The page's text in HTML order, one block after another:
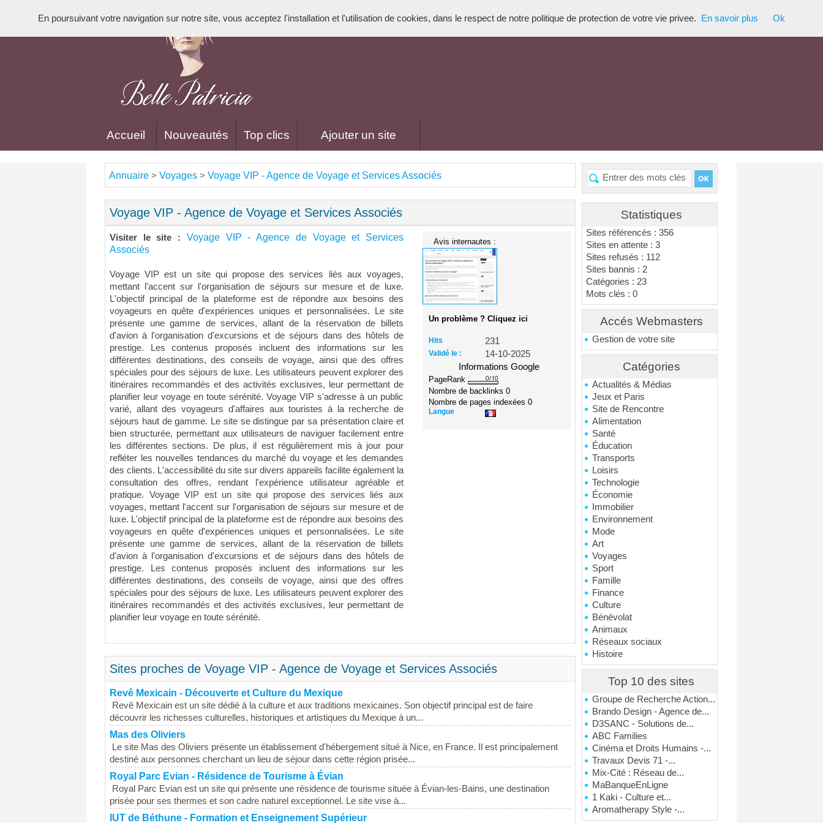
Accueil Nouveautés Top clics Ajouter un site
Statistiques
Sites référencés : 356
Sites en attente : 3
Sites refusés : 112
Sites bannis : 2
Catégories : 23
Mots clés : 0
Accés Webmasters
Gestion de votre site
Catégories
Actualités & Médias
Jeux et Paris
Site de Rencontre
Alimentation
Santé
Éducation
Transports
Loisirs
Technologie
Économie
Immobilier
Environnement
Mode
Art
Voyages
Sport
Famille
Finance
Culture
Bénévolat
Animaux
Réseaux sociaux
Histoire
Top 10 des sites
Groupe de Recherche Action...
Brando Design - Agence de...
D3SANC - Solutions de...
ABC Families
Cinéma et Droits Humains -...
Travaux Devis 71 -...
Mix-Cité : Réseau de...
MaBanqueEnLigne
1 Kaki - Culture et...
Aromatherapy Style -...
Annuaire > Voyages > Voyage VIP - Agence de Voyage et Services Associés
Voyage VIP - Agence de Voyage et Services Associés
Visiter le site : Voyage VIP - Agence de Voyage et Services
Associés
Voyage VIP est un site qui propose des services liés aux voyages,
mettant l'accent sur l'organisation de séjours sur mesure et de luxe.
L'objectif principal de la plateforme est de répondre aux besoins des
voyageurs en quête d'expériences uniques et personnalisées. Le site
présente une gamme de services, allant de la réservation de billets
d'avion à l'organisation d'excursions et de séjours dans des hôtels de
prestige. Les contenus proposés incluent des informations sur les
différentes destinations, des conseils de voyage, ainsi que des offres
spéciales pour des séjours de luxe. Les utilisateurs peuvent explorer des
itinéraires recommandés et des activités exclusives, leur permettant de
planifier leur voyage en toute sérénité. Voyage VIP s'adresse à un public
varié, allant des voyageurs d'affaires aux touristes à la recherche de
séjours haut de gamme. Le site se distingue par sa présentation claire et
bien structurée, permettant aux utilisateurs de naviguer facilement entre
les différentes sections. De plus, il est régulièrement mis à jour pour
refléter les nouvelles tendances du marché du voyage et les demandes
des clients. L'accessibilité du site sur divers appareils facilite également la
consultation des offres, rendant l'expérience utilisateur agréable et
pratique. Voyage VIP est un site qui propose des services liés aux
voyages, mettant l'accent sur l'organisation de séjours sur mesure et de
luxe. L'objectif principal de la plateforme est de répondre aux besoins des
voyageurs en quête d'expériences uniques et personnalisées. Le site
présente une gamme de services, allant de la réservation de billets
d'avion à l'organisation d'excursions et de séjours dans des hôtels de
prestige. Les contenus proposés incluent des informations sur les
différentes destinations, des conseils de voyage, ainsi que des offres
spéciales pour des séjours de luxe. Les utilisateurs peuvent explorer des
itinéraires recommandés et des activités exclusives, leur permettant de
planifier leur voyage en toute sérénité.
Avis internautes :
Un problème ? Cliquez ici
Hits 231
Validé le :
14-10-2025
Informations Google
PageRank
Nombre de backlinks0
Nombre de pages indexées0
Langue
Sites proches de Voyage VIP - Agence de Voyage et Services Associés
Revê Mexicain - Découverte et Culture du Mexique
Revê Mexicain est un site dédié à la culture et aux traditions mexicaines. Son objectif principal est de faire
découvrir les richesses culturelles, historiques et artistiques du Mexique à un...
Mas des Oliviers
Le site Mas des Oliviers présente un établissement d'hébergement situé à Nice, en France. Il est principalement
destiné aux personnes cherchant un lieu de séjour dans cette région prisée...
Royal Parc Evian - Résidence de Tourisme à Évian
Royal Parc Evian est un site qui présente une résidence de tourisme située à Évian-les-Bains, une destination
prisée pour ses thermes et son cadre naturel exceptionnel. Le site vise à...
IUT de Béthune - Formation et Enseignement Supérieur
En poursuivant votre navigation sur notre site, vous acceptez l'installation et l'utilisation de cookies, dans le respect de notre politique de protection de votre vie privee. En savoir plus Ok